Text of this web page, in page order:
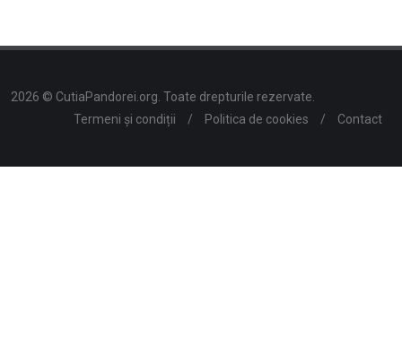
2026 © CutiaPandorei.org. Toate drepturile rezervate.
Termeni și condiții
/ Politica de cookies / Contact